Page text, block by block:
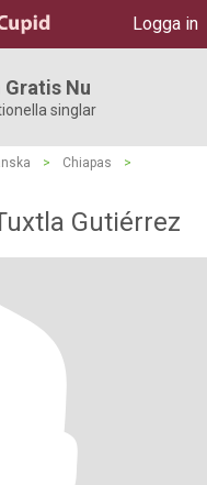
Logga in
Nu
singlar
> Chiapas
>
Gutiérrez